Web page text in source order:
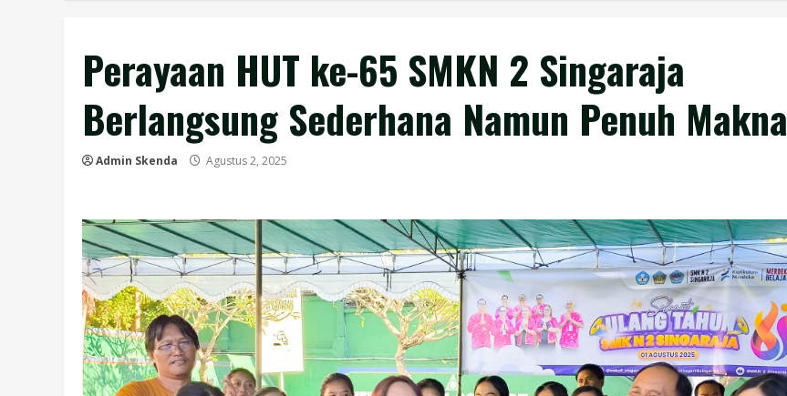
Perayaan HUT ke-65 SMKN 2 Singaraja
Berlangsung Sederhana Namun Penuh Makna
Admin Skenda Agustus 2, 2025